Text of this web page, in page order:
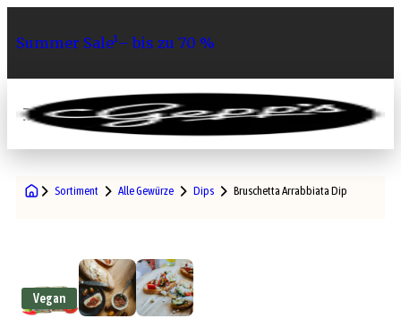
Summer Sale¹– bis zu 70 %
0
Sortiment Alle Gewürze Dips Bruschetta Arrabbiata Dip
Vegan